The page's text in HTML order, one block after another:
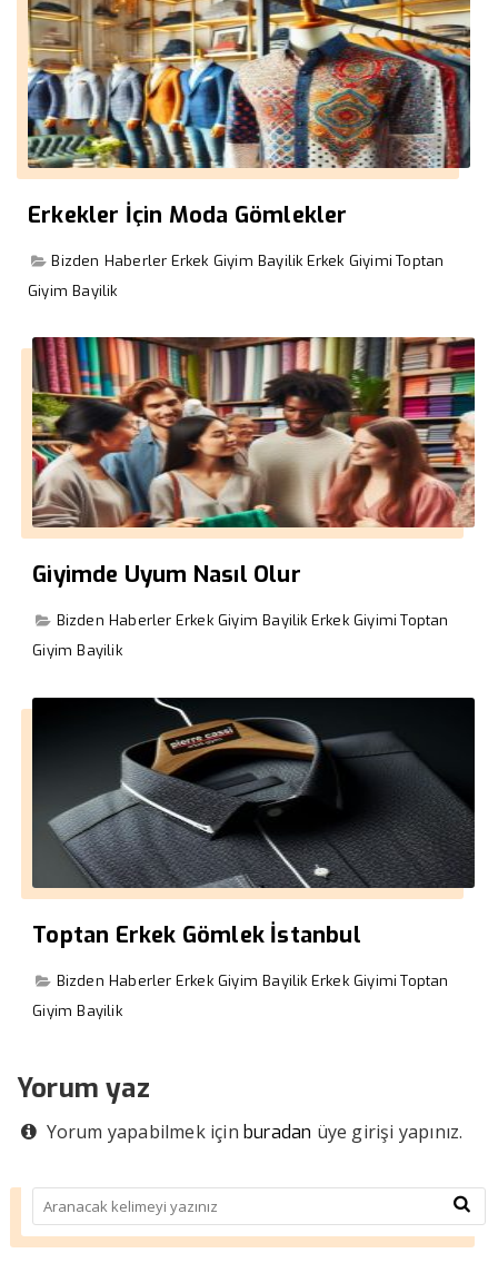
Erkekler İçin Moda Gömlekler
Bizden Haberler Erkek Giyim Bayilik Erkek Giyimi Toptan
Giyim Bayilik
Giyimde Uyum Nasıl Olur
Bizden Haberler Erkek Giyim Bayilik Erkek Giyimi Toptan
Giyim Bayilik
Toptan Erkek Gömlek İstanbul
Bizden Haberler Erkek Giyim Bayilik Erkek Giyimi Toptan
Giyim Bayilik
Yorum yaz
Yorum yapabilmek için buradan üye girişi yapınız.